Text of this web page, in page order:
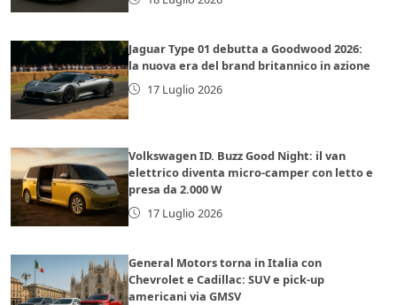
Jaguar Type 01 debutta a Goodwood 2026:
la nuova era del brand britannico in azione
17 Luglio 2026
Volkswagen ID. Buzz Good Night: il van
elettrico diventa micro-camper con letto e
presa da 2.000 W
17 Luglio 2026
General Motors torna in Italia con
Chevrolet e Cadillac: SUV e pick-up
americani via GMSV